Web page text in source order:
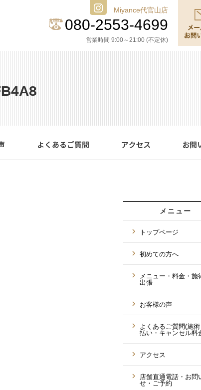
Miyance代官山店
080-2553-4699
営業時間 9:00～21:00 (不定休)
メニュー
トップページ
初めての方へ
メニュー・料金・施
出張
お客様の声
よくあるご質問(施
払い・キャンセル料
アクセス
店舗直通電話・お問
せ・ご予約